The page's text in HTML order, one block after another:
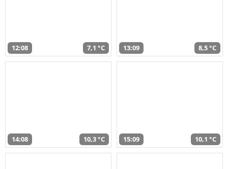
12:08 7,1 °C 13:09 8,5 °C
14:08 10,3 °C 15:09 10,1 °C